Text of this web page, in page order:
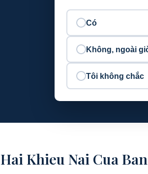
Có
Không, ngoài
Tôi không chắc
Hai Khieu Nai Cua Ban